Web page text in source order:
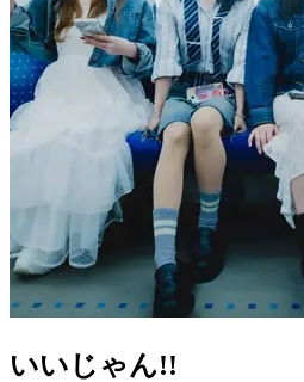
いいじゃん!!